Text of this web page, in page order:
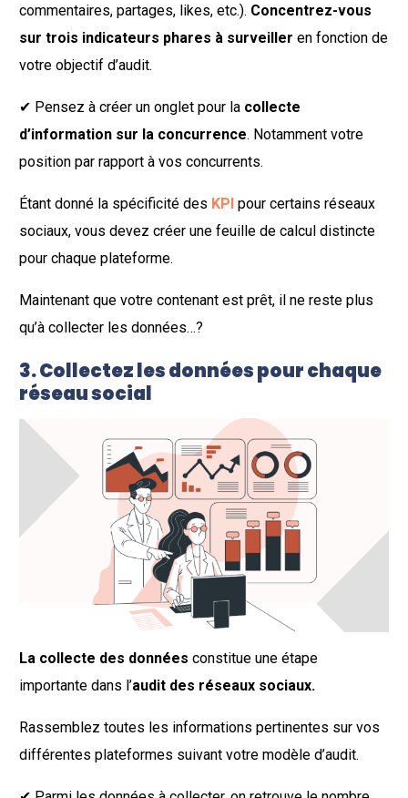
commentaires, partages, likes, etc.). Concentrez-vous
sur trois indicateurs phares à surveiller en fonction de
votre objectif d’audit.
✔︎ Pensez à créer un onglet pour la collecte
d’information sur la concurrence. Notamment votre
position par rapport à vos concurrents.
Étant donné la spécificité des KPI pour certains réseaux
sociaux, vous devez créer une feuille de calcul distincte
pour chaque plateforme.
Maintenant que votre contenant est prêt, il ne reste plus
qu’à collecter les données…?
3. Collectez les données pour chaque
réseau social
La collecte des donnéesconstitue une étape
importante dans l’audit des réseaux sociaux.
Rassemblez toutes les informations pertinentes sur vos
différentes plateformes suivant votre modèle d’audit.